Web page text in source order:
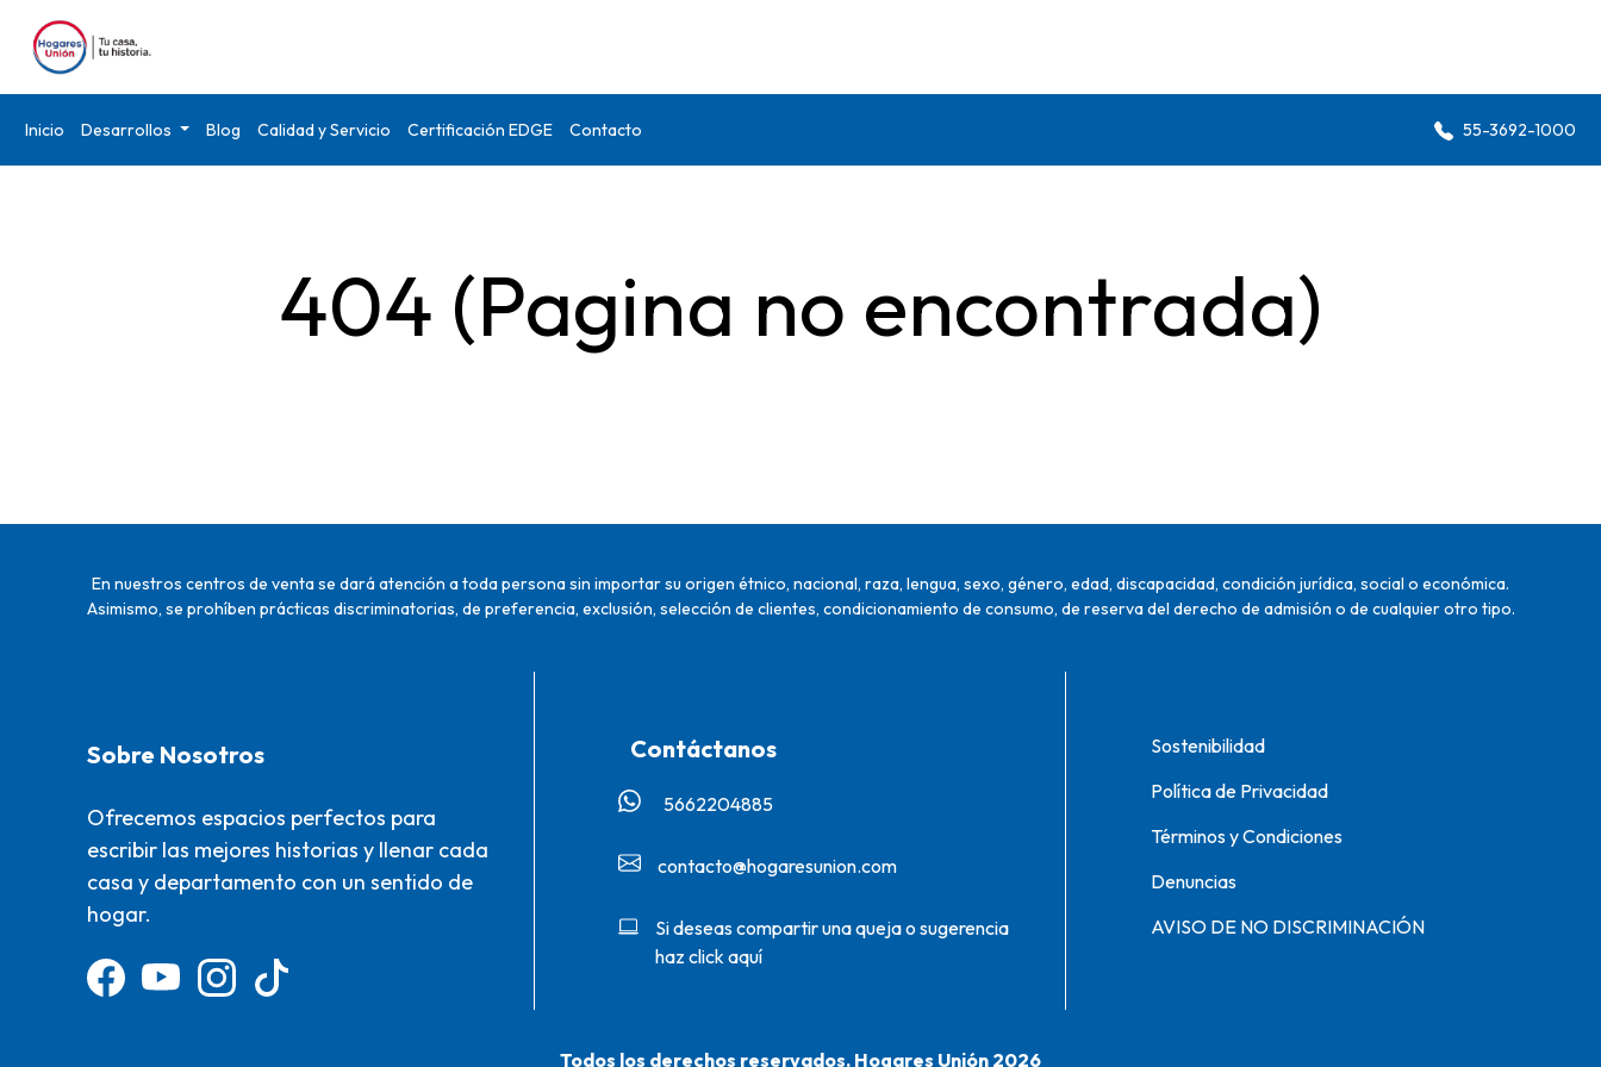
Inicio Desarrollos Blog Calidad y Servicio Certificación EDGE Contacto 55-3692-1000
404 (Pagina no encontrada)
En nuestros centros de venta se dará atención a toda persona sin importar su origen étnico, nacional, raza, lengua, sexo, género, edad, discapacidad, condición jurídica, social o económica.
Asimismo, se prohíben prácticas discriminatorias, de preferencia, exclusión, selección de clientes, condicionamiento de consumo, de reserva del derecho de admisión o de cualquier otro tipo.
Sobre Nosotros
Ofrecemos espacios perfectos para
escribir las mejores historias y llenar cada
casa y departamento con un sentido de
hogar.
Contáctanos
5662204885‬
contacto@hogaresunion.com
Si deseas compartir una queja o sugerencia
haz click aquí
Sostenibilidad
Política de Privacidad
Términos y Condiciones
Denuncias
AVISO DE NO DISCRIMINACIÓN
Todos los derechos reservados. Hogares Unión 2026